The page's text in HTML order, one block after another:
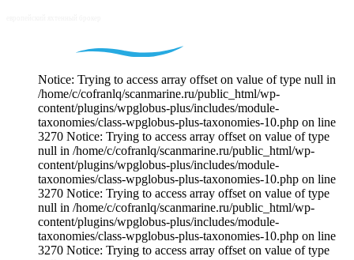
Notice: Trying to access array offset on value of type null in
/home/c/cofranlq/scanmarine.ru/public_html/wp-
content/plugins/wpglobus-plus/includes/module-
taxonomies/class-wpglobus-plus-taxonomies-10.php on line
3270 Notice: Trying to access array offset on value of type
null in /home/c/cofranlq/scanmarine.ru/public_html/wp-
content/plugins/wpglobus-plus/includes/module-
taxonomies/class-wpglobus-plus-taxonomies-10.php on line
3270 Notice: Trying to access array offset on value of type
null in /home/c/cofranlq/scanmarine.ru/public_html/wp-
content/plugins/wpglobus-plus/includes/module-
taxonomies/class-wpglobus-plus-taxonomies-10.php on line
3270 Notice: Trying to access array offset on value of type